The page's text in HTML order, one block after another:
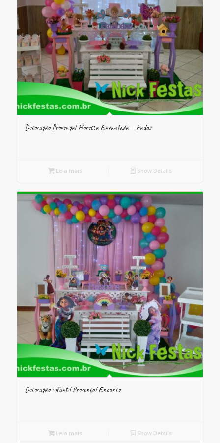
Decoração Provençal Floresta Encantada – Fadas
Leia mais Show Details
Decoração infantil Provençal Encanto
Leia mais Show Details